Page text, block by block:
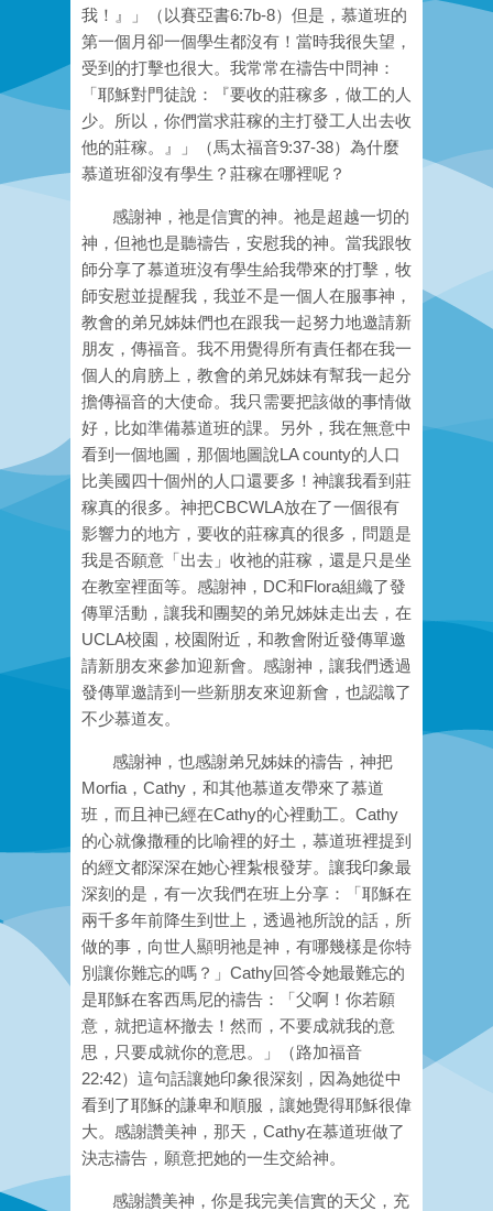
我！』」（以賽亞書6:7b-8）但是，慕道班的
第一個月卻一個學生都沒有！當時我很失望，
受到的打擊也很大。我常常在禱告中問神：
「耶穌對門徒說：『要收的莊稼多，做工的人
少。所以，你們當求莊稼的主打發工人出去收
他的莊稼。』」（馬太福音9:37-38）為什麼
慕道班卻沒有學生？莊稼在哪裡呢？
感謝神，祂是信實的神。祂是超越一切的
神，但祂也是聽禱告，安慰我的神。當我跟牧
師分享了慕道班沒有學生給我帶來的打擊，牧
師安慰並提醒我，我並不是一個人在服事神，
教會的弟兄姊妹們也在跟我一起努力地邀請新
朋友，傳福音。我不用覺得所有責任都在我一
個人的肩膀上，教會的弟兄姊妹有幫我一起分
擔傳福音的大使命。我只需要把該做的事情做
好，比如準備慕道班的課。另外，我在無意中
看到一個地圖，那個地圖說LA county的人口
比美國四十個州的人口還要多！神讓我看到莊
稼真的很多。神把CBCWLA放在了一個很有
影響力的地方，要收的莊稼真的很多，問題是
我是否願意「出去」收祂的莊稼，還是只是坐
在教室裡面等。感謝神，DC和Flora組織了發
傳單活動，讓我和團契的弟兄姊妹走出去，在
UCLA校園，校園附近，和教會附近發傳單邀
請新朋友來參加迎新會。感謝神，讓我們透過
發傳單邀請到一些新朋友來迎新會，也認識了
不少慕道友。
感謝神，也感謝弟兄姊妹的禱告，神把
Morfia，Cathy，和其他慕道友帶來了慕道
班，而且神已經在Cathy的心裡動工。Cathy
的心就像撒種的比喻裡的好土，慕道班裡提到
的經文都深深在她心裡紮根發芽。讓我印象最
深刻的是，有一次我們在班上分享：「耶穌在
兩千多年前降生到世上，透過祂所說的話，所
做的事，向世人顯明祂是神，有哪幾樣是你特
別讓你難忘的嗎？」Cathy回答令她最難忘的
是耶穌在客西馬尼的禱告：「父啊！你若願
意，就把這杯撤去！然而，不要成就我的意
思，只要成就你的意思。」（路加福音
22:42）這句話讓她印象很深刻，因為她從中
看到了耶穌的謙卑和順服，讓她覺得耶穌很偉
大。感謝讚美神，那天，Cathy在慕道班做了
決志禱告，願意把她的一生交給神。
感謝讚美神，你是我完美信實的天父，充